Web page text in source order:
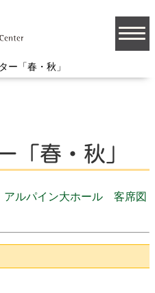
大
色
ー「春・秋」
「春・秋」
アルパイン大ホール 客席図